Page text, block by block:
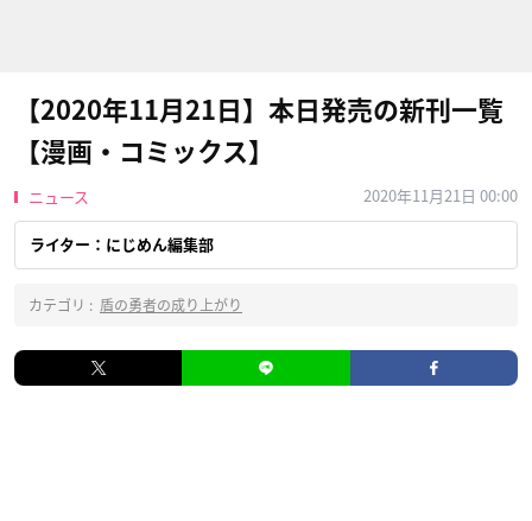
【2020年11月21日】本日発売の新刊一覧
【漫画・コミックス】
ニュース 2020年11月21日 00:00
ライター：にじめん編集部
カテゴリ : 盾の勇者の成り上がり